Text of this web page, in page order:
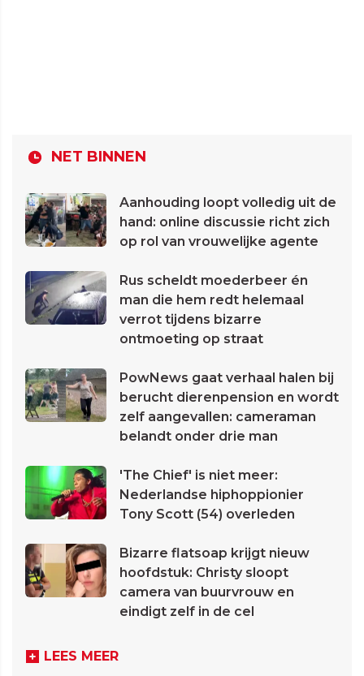
NET BINNEN
Aanhouding loopt volledig uit de
hand: online discussie richt zich
op rol van vrouwelijke agente
Rus scheldt moederbeer én
man die hem redt helemaal
verrot tijdens bizarre
ontmoeting op straat
PowNews gaat verhaal halen bij
berucht dierenpension en wordt
zelf aangevallen: cameraman
belandt onder drie man
'The Chief' is niet meer:
Nederlandse hiphoppionier
Tony Scott (54) overleden
Bizarre flatsoap krijgt nieuw
hoofdstuk: Christy sloopt
camera van buurvrouw en
eindigt zelf in de cel
LEES MEER